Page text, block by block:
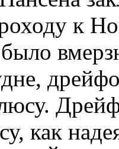
к
как